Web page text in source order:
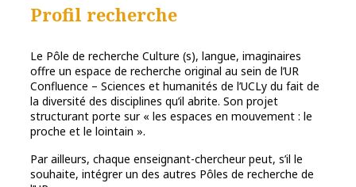
Profil recherche
Le Pôle de recherche Culture (s), langue, imaginaires
offre un espace de recherche original au sein de l’UR
Confluence – Sciences et humanités de l’UCLy du fait de
la diversité des disciplines qu’il abrite. Son projet
structurant porte sur « les espaces en mouvement : le
proche et le lointain ».
Par ailleurs, chaque enseignant-chercheur peut, s’il le
souhaite, intégrer un des autres Pôles de recherche de